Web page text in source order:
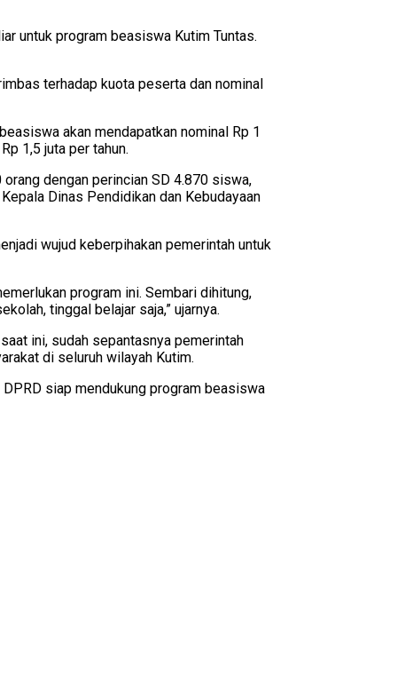
untuk program beasiswa Kutim Tuntas.
terhadap kuota peserta dan nominal
akan mendapatkan nominal Rp 1
1,5 juta per tahun.
dengan perincian SD 4.870 siswa,
Dinas Pendidikan dan Kebudayaan
wujud keberpihakan pemerintah untuk
program ini. Sembari dihitung,
tinggal belajar saja,” ujarnya.
ini, sudah sepantasnya pemerintah
di seluruh wilayah Kutim.
siap mendukung program beasiswa